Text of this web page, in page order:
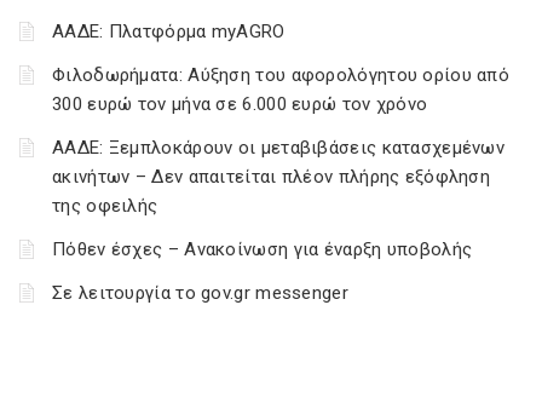
ΑΑΔΕ: Πλατφόρμα myAGRO
Φιλοδωρήματα: Αύξηση του αφορολόγητου ορίου από
300 ευρώ τον μήνα σε 6.000 ευρώ τον χρόνο
ΑΑΔΕ: Ξεμπλοκάρουν οι μεταβιβάσεις κατασχεμένων
ακινήτων – Δεν απαιτείται πλέον πλήρης εξόφληση
της οφειλής
Πόθεν έσχες – Ανακοίνωση για έναρξη υποβολής
Σε λειτουργία το gov.gr messenger